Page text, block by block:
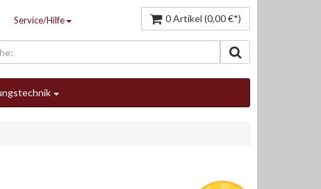
Service/Hilfe 0 Artikel (0,00 €*)